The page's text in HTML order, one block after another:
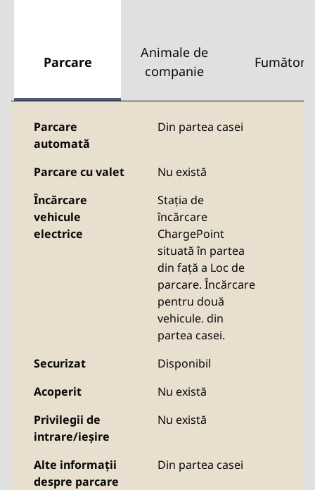
Parcare
Animale de
companie
Fumători
Parcare
automată
Din partea casei
Parcare cu valet
Nu există
Încărcare
vehicule
electrice
Stația de
încărcare
ChargePoint
situată în partea
din față a Loc de
parcare. Încărcare
pentru două
vehicule. din
partea casei.
Securizat
Disponibil
Acoperit
Nu există
Privilegii de
intrare/ieșire
Nu există
Alte informații
despre parcare
Din partea casei